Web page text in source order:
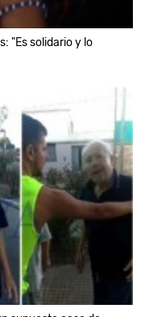
"Es solidario y lo